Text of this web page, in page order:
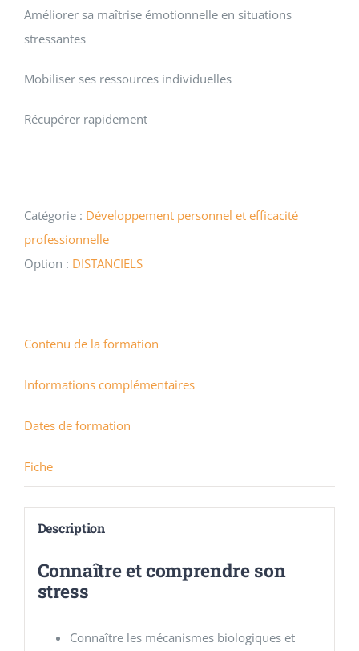
Améliorer sa maîtrise émotionnelle en situations
stressantes
Mobiliser ses ressources individuelles
Récupérer rapidement
Catégorie : Développement personnel et efficacité
professionnelle
Option : DISTANCIELS
Contenu de la formation
Informations complémentaires
Dates de formation
Fiche
Description
Connaître et comprendre son
stress
Connaître les mécanismes biologiques et